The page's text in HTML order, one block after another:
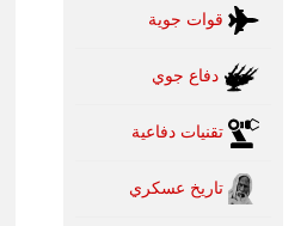
قوات جوية
دفاع جوي
تقنيات دفاعية
تاريخ عسكري